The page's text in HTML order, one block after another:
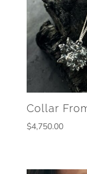
Collar
$4,750.00